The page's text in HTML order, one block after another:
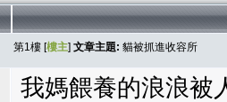
第1樓 [樓主] 文章主題: 貓被抓進收容所
我媽餵養的浪浪被